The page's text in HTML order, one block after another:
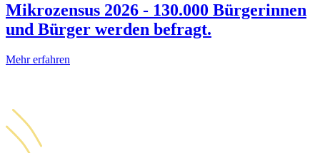
Mikrozensus 2026 - 130.000 Bürgerinnen
und Bürger werden befragt.
Mehr erfahren